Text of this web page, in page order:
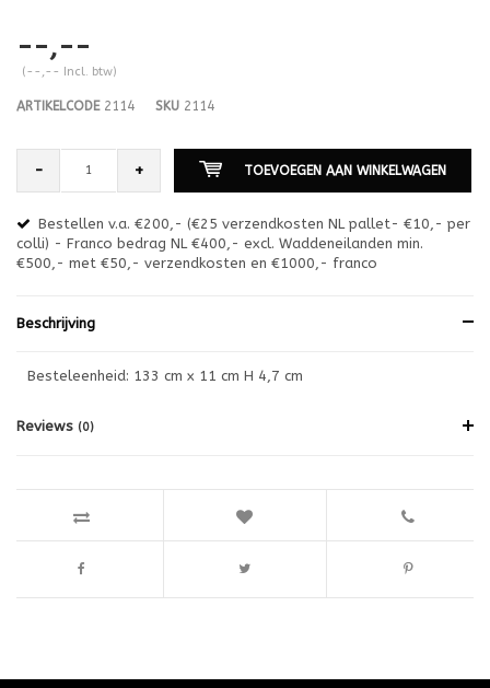
--,--
(--,-- Incl. btw)
ARTIKELCODE2114 SKU 2114
- + TOEVOEGEN AAN WINKELWAGEN
Bestellen v.a. €200,- (€25 verzendkosten NL pallet- €10,- per
colli) - Franco bedrag NL €400,- excl. Waddeneilanden min.
€500,- met €50,- verzendkosten en €1000,- franco
Beschrijving
Besteleenheid: 133 cm x 11 cm H 4,7 cm
Reviews (0)